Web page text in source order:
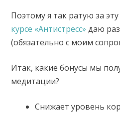
Поэтому я так ратую за
курсе «Антистресс» даю
(обязательно с моим
Итак, какие бонусы мы
медитации?
Снижает уровень